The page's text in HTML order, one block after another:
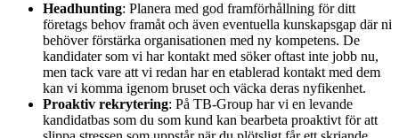
Headhunting: Planera med god framförhållning för ditt
företags behov framåt och även eventuella kunskapsgap där ni
behöver förstärka organisationen med ny kompetens. De
kandidater som vi har kontakt med söker oftast inte jobb nu,
men tack vare att vi redan har en etablerad kontakt med dem
kan vi komma igenom bruset och väcka deras nyfikenhet.
Proaktiv rekrytering: På TB-Group har vi en levande
kandidatbas som du som kund kan bearbeta proaktivt för att